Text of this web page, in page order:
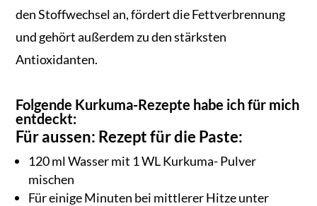
den Stoffwechsel an, fördert die Fettverbrennung
und gehört außerdem zu den stärksten
Antioxidanten.
Folgende Kurkuma-Rezepte habe ich für mich
entdeckt:
Für aussen: Rezept für die Paste:
120 ml Wasser mit 1 WL Kurkuma- Pulver
mischen
Für einige Minuten bei mittlerer Hitze unter